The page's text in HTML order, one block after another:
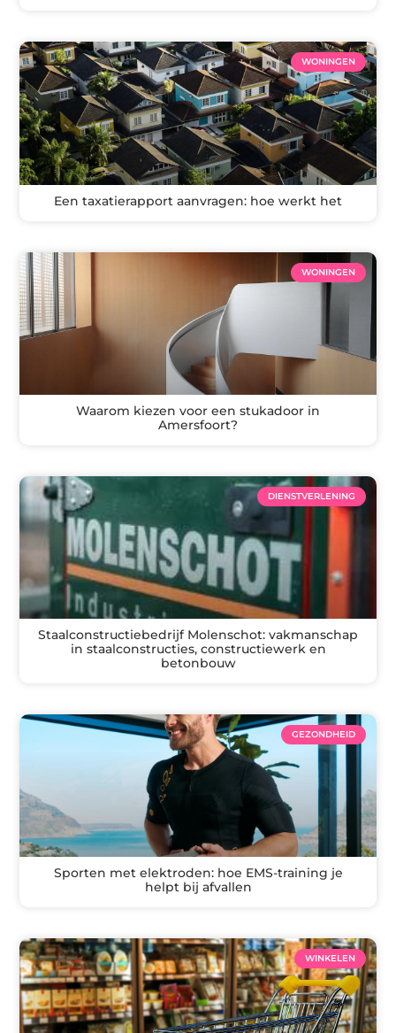
Ga Naar
WONINGEN
Een taxatierapport aanvragen: hoe werkt het
WONINGEN
Waarom kiezen voor een stukadoor in
Amersfoort?
DIENSTVERLENING
Staalconstructiebedrijf Molenschot: vakmanschap
in staalconstructies, constructiewerk en
betonbouw
GEZONDHEID
Sporten met elektroden: hoe EMS-training je
helpt bij afvallen
WINKELEN